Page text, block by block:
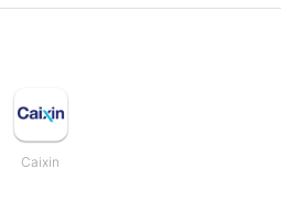
Caixin